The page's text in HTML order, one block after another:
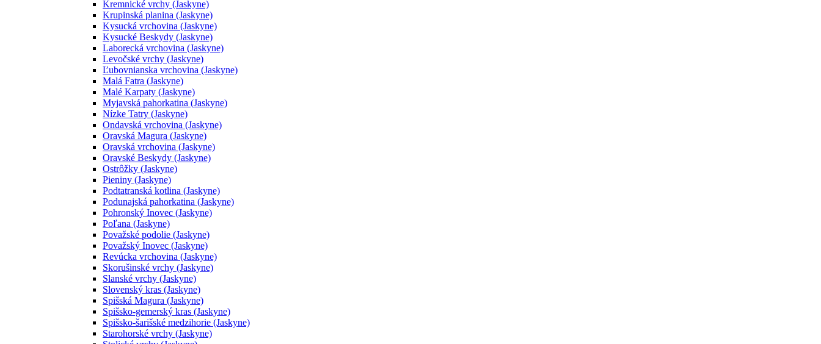
Kremnické vrchy (Jaskyne)
Krupinská planina (Jaskyne)
Kysucká vrchovina (Jaskyne)
Kysucké Beskydy (Jaskyne)
Laborecká vrchovina (Jaskyne)
Levočské vrchy (Jaskyne)
Ľubovnianska vrchovina (Jaskyne)
Malá Fatra (Jaskyne)
Malé Karpaty (Jaskyne)
Myjavská pahorkatina (Jaskyne)
Nízke Tatry (Jaskyne)
Ondavská vrchovina (Jaskyne)
Oravská Magura (Jaskyne)
Oravská vrchovina (Jaskyne)
Oravské Beskydy (Jaskyne)
Ostrôžky (Jaskyne)
Pieniny (Jaskyne)
Podtatranská kotlina (Jaskyne)
Podunajská pahorkatina (Jaskyne)
Pohronský Inovec (Jaskyne)
Poľana (Jaskyne)
Považské podolie (Jaskyne)
Považský Inovec (Jaskyne)
Revúcka vrchovina (Jaskyne)
Skorušinské vrchy (Jaskyne)
Slanské vrchy (Jaskyne)
Slovenský kras (Jaskyne)
Spišská Magura (Jaskyne)
Spišsko-gemerský kras (Jaskyne)
Spišsko-šarišské medzihorie (Jaskyne)
Starohorské vrchy (Jaskyne)